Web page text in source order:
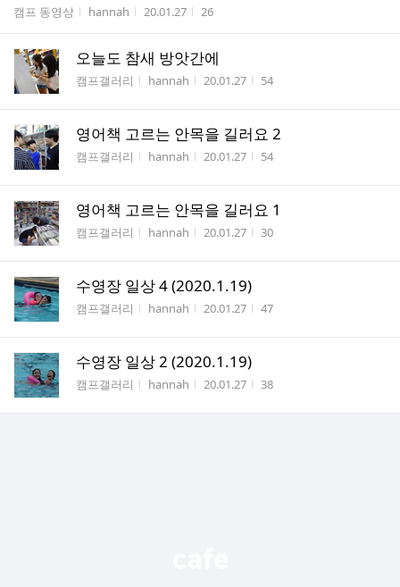
게시판명
캠프 동영상 작성자
hannah 작성시간
20.01.27 조회수
26
오늘도 참새 방앗간에
게시판명
캠프갤러리 작성자
hannah 작성시간
20.01.27 조회수
54
영어책 고르는 안목을 길러요 2
게시판명
캠프갤러리 작성자
hannah 작성시간
20.01.27 조회수
54
영어책 고르는 안목을 길러요 1
게시판명
캠프갤러리 작성자
hannah 작성시간
20.01.27 조회수
30
수영장 일상 4 (2020.1.19)
게시판명
캠프갤러리 작성자
hannah 작성시간
20.01.27 조회수
47
수영장 일상 2 (2020.1.19)
게시판명
캠프갤러리 작성자
hannah 작성시간
20.01.27 조회수
38